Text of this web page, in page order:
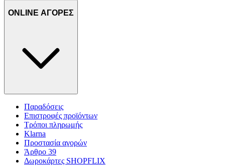
ONLINE ΑΓΟΡΕΣ
Παραδόσεις
Επιστροφές προϊόντων
Τρόποι πληρωμής
Klarna
Προστασία αγορών
Άρθρο 39
Δωροκάρτες SHOPFLIX